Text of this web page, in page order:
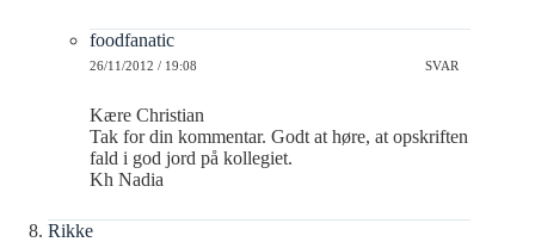
foodfanatic
26/11/2012 / 19:08 SVAR
Kære Christian
Tak for din kommentar. Godt at høre, at opskriften
fald i god jord på kollegiet.
Kh Nadia
Rikke